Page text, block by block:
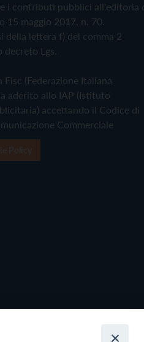
i contributi pubblici all'editoria
15 maggio 2017, n. 70.
della lettera f) del comma 2
decreto Lgs.
(Federazione Italiana
aderito allo IAP (Istituto
accettando il Codice di
Commerciale